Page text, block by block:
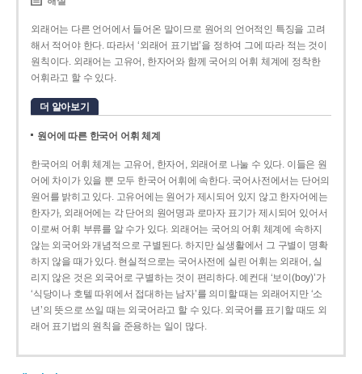
외래어는 다른 언어에서 들어온 말이므로 원어의 언어적인 특징을 고려
해서 적어야 한다. 따라서 ‘외래어 표기법’을 정하여 그에 따라 적는 것이
원칙이다. 외래어는 고유어, 한자어와 함께 국어의 어휘 체계에 정착한
어휘라고 할 수 있다.
더 알아보기
원어에 따른 한국어 어휘 체계
한국어의 어휘 체계는 고유어, 한자어, 외래어로 나눌 수 있다. 이들은 원
어에 차이가 있을 뿐 모두 한국어 어휘에 속한다. 국어사전에서는 단어의
원어를 밝히고 있다. 고유어에는 원어가 제시되어 있지 않고 한자어에는
한자가, 외래어에는 각 단어의 원어명과 로마자 표기가 제시되어 있어서
이로써 어휘 부류를 알 수가 있다. 외래어는 국어의 어휘 체계에 속하지
않는 외국어와 개념적으로 구별된다. 하지만 실생활에서 그 구별이 명확
하지 않을 때가 있다. 현실적으로는 국어사전에 실린 어휘는 외래어, 실
리지 않은 것은 외국어로 구별하는 것이 편리하다. 예컨대 ‘보이(boy)’가
‘식당이나 호텔 따위에서 접대하는 남자’를 의미할 때는 외래어지만 ‘소
년’의 뜻으로 쓰일 때는 외국어라고 할 수 있다. 외국어를 표기할 때도 외
래어 표기법의 원칙을 준용하는 일이 많다.